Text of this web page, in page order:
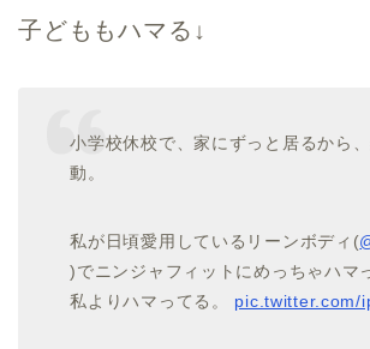
子どももハマる↓
小学校休校で、家にずっと居るから
動。
私が日頃愛用しているリーンボディ(
)でニンジャフィットにめっちゃハマ
私よりハマってる。 pic.twitter.com/